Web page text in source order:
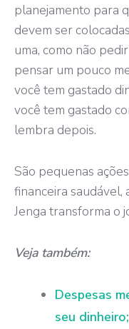
planejamento para
devem ser
uma, como não
pensar um pouco
você tem gastado
você tem gastado
lembra depois.
São pequenas
financeira saudável,
Jenga transforma o
Veja também:
Despesas
seu dinheiro;